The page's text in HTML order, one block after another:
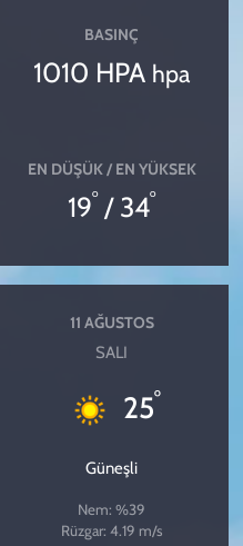
BASINÇ
1010 HPA hpa
EN DÜŞÜK / EN YÜKSEK
19° / 34°
11 AĞUSTOS
SALI
25°
Güneşli
Nem: %39
Rüzgar: 4.19 m/s